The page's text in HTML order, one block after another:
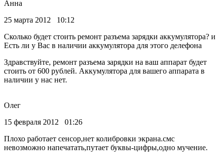
Анна
25 марта 2012 10:12
Сколько будет стоить ремонт разъема зарядки аккумулятора? и
Есть ли у Вас в наличии аккумулятора для этого делефона
Здравствуйте, ремонт разъема зарядки на ваш аппарат будет
стоить от 600 рублей. Аккумулятора для вашего аппарата в
наличии у нас нет.
Олег
15 февраля 2012 01:26
Плохо работает сенсор,нет колибровки экрана.смс
невозможно напечатать,путает буквы-цифры,одно мучение.